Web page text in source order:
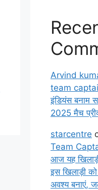
Arvind
team
इंडियंस बनाम
2025 मैच
starcentre
Team
आज यह
इस खिलाड़ी
अवश्य बनाएं,